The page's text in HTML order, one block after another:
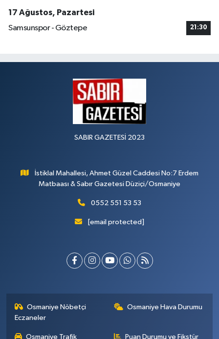
17 Ağustos, Pazartesi
Samsunspor - Göztepe
21:30
SABIR GAZETESİ 2023
İstiklal Mahallesi, Ahmet Güzel Caddesi No:7 Erdem
Matbaası & Sabır Gazetesi Düziçi/Osmaniye
0552 551 53 53
[email protected]
Osmaniye Nöbetçi
Eczaneler
Osmaniye Hava Durumu
Osmaniye Trafik Puan Durumu ve Fikstür